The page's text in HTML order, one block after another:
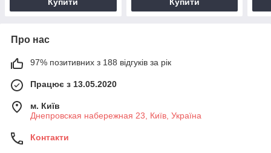
Про нас
97% позитивних з 188 відгуків за рік
Працює з 13.05.2020
м. Київ
Днепровская набережная 23, Київ, Україна
Контакти